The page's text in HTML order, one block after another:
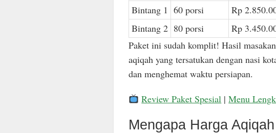
Bintang 1 60 porsi Rp
Bintang 2 80 porsi Rp
Paket ini sudah komplit! Hasil
aqiqah yang tersatukan dengan nasi
dan menghemat waktu persiapan.
Review Paket Spesial |Menu
Mengapa Harga